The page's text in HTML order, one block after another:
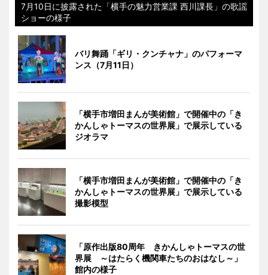
7月10日に披露された「横手の魅力営業課 西川課長」の歌謡
ショーの様子
バリ舞踊「ギリ・クンチャナ」のパフォーマ
ンス（7月11日）
「横手市増田まんが美術館」で開催中の「き
かんしゃトーマスの世界展」で展示している
ジオラマ
「横手市増田まんが美術館」で開催中の「き
かんしゃトーマスの世界展」で展示している
撮影模型
「原作出版80周年 きかんしゃトーマスの世
界展 ～はたらく機関車たちのおはなし～」
館内の様子